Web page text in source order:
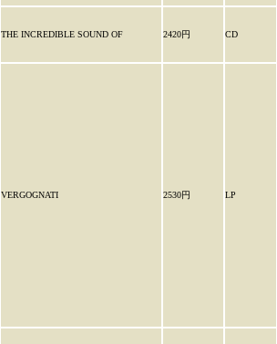
THE INCREDIBLE SOUND OF 2420円 CD
VERGOGNATI 2530円 LP